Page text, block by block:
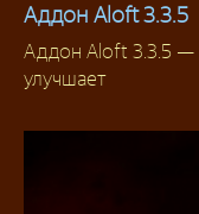
Аддоны 3.3.5
Аддон Aloft 3.3.5
Аддон Aloft 3.3.5 —
улучшает